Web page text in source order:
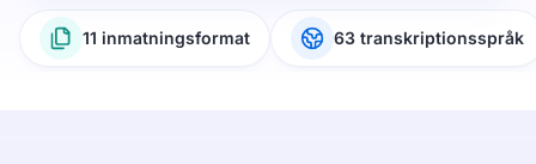
11 inmatningsformat 63 transkriptionsspråk